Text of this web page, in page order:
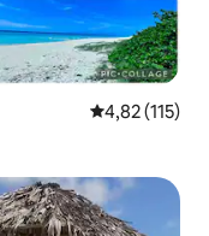
Évaluation
4,82 (115)